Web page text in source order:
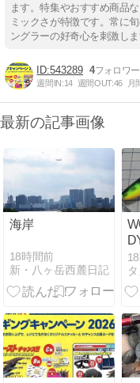
ます。特集やおすすめ商品
ミックさが特徴です。常に
ングラーの好奇心を刺激しま
543289 4
週間IN:14 週間OUT:46 月
最新の記事画像
海岸
18時間前
新・八ヶ岳西麓日記